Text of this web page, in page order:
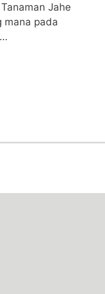
Jahe
mana pada